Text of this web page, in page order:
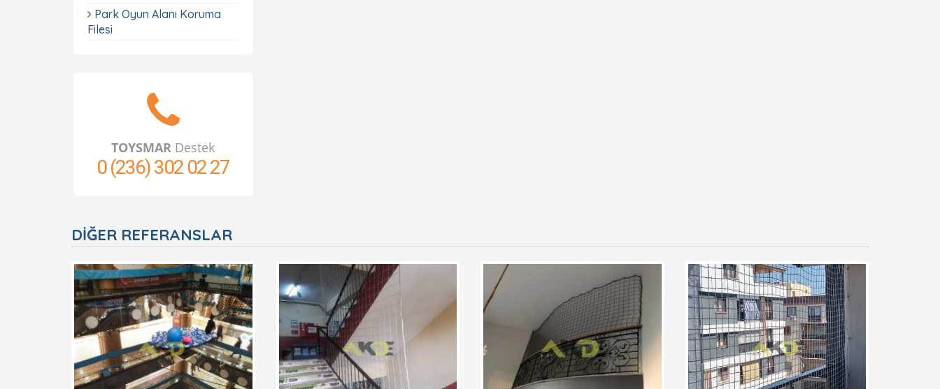
Park Oyun Alanı Koruma
Filesi
TOYSMAR Destek
0 (236) 302 02 27
DIĞER REFERANSLAR